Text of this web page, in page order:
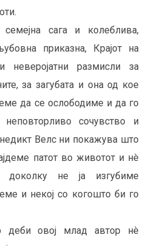
семејна сага и колеблива,
приказна, Крајот на
неверојатни размисли за
за загубата и она од кое
да се ослободиме и да го
сочувство и
Велс ни покажува што
патот во животот и нè
доколку не ја изгубиме
и некој со когошто би го
деби овој млад автор нè